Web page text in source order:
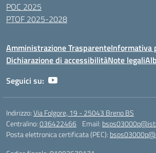
POC 2025
PTOF 2025-2028
Amministrazione TrasparenteInformativa
Dichiarazione di accessibilitàNote legali
Seguici su:
Indirizzo:Via Folgore, 19 - 25043 Breno BS
Centralino:036422466 Email:
Posta elettronica certificata (PEC):